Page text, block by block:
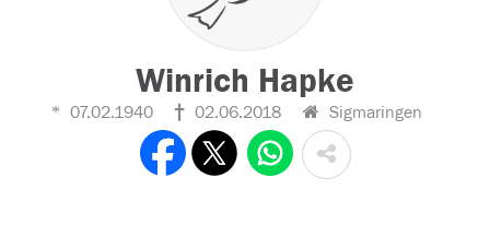
Winrich Hapke
07.02.1940 02.06.2018 Sigmaringen